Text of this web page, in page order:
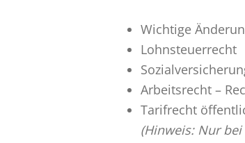
Wichtige
Lohnsteuerrecht
Arbeitsrecht –
Tarifrecht
(Hinweis: Nur